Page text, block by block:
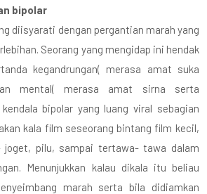
bipolar
diisyarati dengan pergantian marah yang
Seorang yang mengidap ini hendak
kegandrungan( merasa amat suka
mental( merasa amat sirna serta
bipolar yang luang viral sebagian
kala film seseorang bintang film kecil,
joget, pilu, sampai tertawa- tawa dalam
Menunjukkan kalau dikala itu beliau
marah serta bila didiamkan